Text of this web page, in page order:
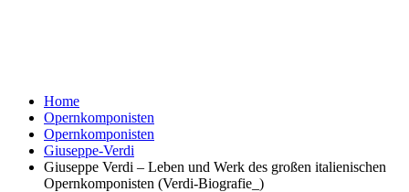
Home
Opernkomponisten
Opernkomponisten
Giuseppe-Verdi
Giuseppe Verdi – Leben und Werk des großen italienischen
Opernkomponisten (Verdi-Biografie_)